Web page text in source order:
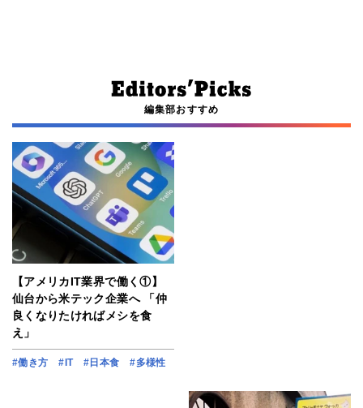
編集部おすすめ
【アメリカIT業界で働く①】
仙台から米テック企業へ 「仲
良くなりたければメシを食
え」
#働き方 #IT #日本食 #多様性